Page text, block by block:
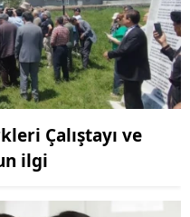
Çalıştayı ve
ilgi